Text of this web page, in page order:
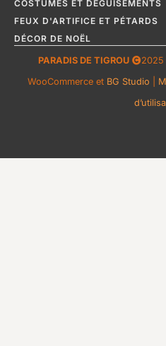
COSTUMES ET DÉGUISEMENTS
FEUX D'ARTIFICE ET PÉTARDS
DÉCOR DE NOËL
PARADIS DE TIGROU 2025
WooCommerce et BG Studio